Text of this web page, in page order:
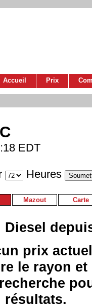
Accueil Prix
EDT
Heures
Mazout Carte
prix
le rayon
résultats.